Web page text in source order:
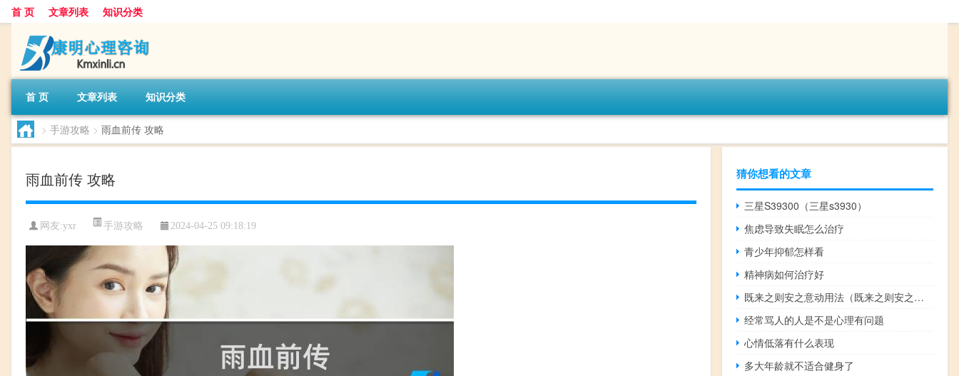
首 页 文章列表 知识分类
首 页 文章列表 知识分类
> 手游攻略 > 雨血前传 攻略
雨血前传 攻略
网友:yxr 手游攻略 2024-04-25 09:18:19
猜你想看的文章
三星S39300（三星s3930）
焦虑导致失眠怎么治疗
青少年抑郁怎样看
精神病如何治疗好
既来之则安之意动用法（既来之则安之词类活用）
经常骂人的人是不是心理有问题
心情低落有什么表现
多大年龄就不适合健身了